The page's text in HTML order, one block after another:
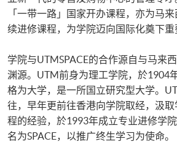
「一带一路」国家开办课程，亦为马
续进修课程，为学院迈向国际化奠下重
学院与UTMSPACE的合作源自与马来
渊源。UTM前身为理工学院，於1904
格为大学，是一所国立研究型大学。
往，早年更前往香港向学院取经，汲
程的经验，於1993年成立专业进修学
名为SPACE，以推广终生学习为使命。